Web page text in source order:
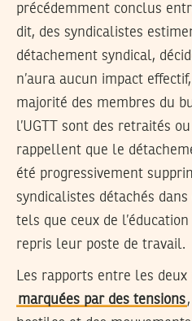
précédemment conclus
dit, des syndicalistes
détachement syndical,
n’aura aucun impact
majorité des membres du
l’UGTT sont des retraités
rappellent que le
été progressivement
syndicalistes détachés
tels que ceux de
repris leur poste de travail.
Les rapports entre les
marquées par des tensions